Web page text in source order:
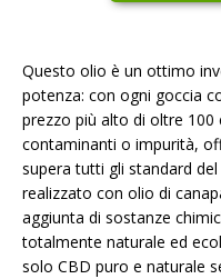
Questo olio è un ottimo
potenza: con ogni goccia
prezzo più alto di oltre
contaminanti o impurità,
supera tutti gli standard
realizzato con olio di
aggiunta di sostanze
totalmente naturale ed
solo CBD puro e naturale